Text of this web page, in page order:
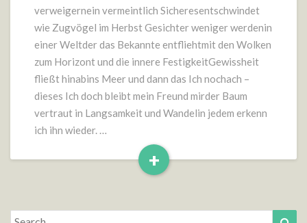
verweigernein vermeintlich Sicheresentschwindet
wie Zugvögel im Herbst Gesichter weniger werdenin
einer Weltder das Bekannte entfliehtmit den Wolken
zum Horizont und die innere FestigkeitGewissheit
fließt hinabins Meer und dann das Ich nochach –
dieses Ich doch bleibt mein Freund mirder Baum
vertraut in Langsamkeit und Wandelin jedem erkenn
ich ihn wieder. …
+
Read
Search